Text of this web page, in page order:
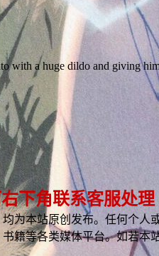
with a huge dildo and giving
下角联系客服处理
为本站原创发布。任何个人
籍等各类媒体平台。如若本